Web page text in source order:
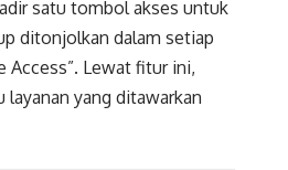
satu tombol akses untuk
ditonjolkan dalam setiap
Access”. Lewat fitur ini,
yang ditawarkan